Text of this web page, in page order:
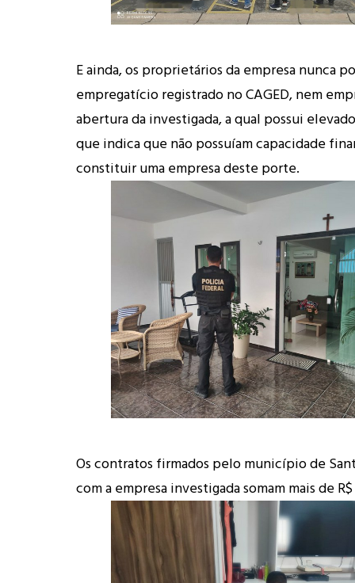
E ainda, os proprietários da empresa nunca
empregatício registrado no CAGED, nem
abertura da investigada, a qual possui
que indica que não possuíam capacidade
constituir uma empresa deste porte.
Os contratos firmados pelo município de
com a empresa investigada somam mais de